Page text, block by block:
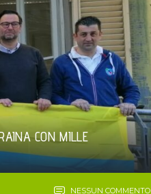
CON MILLE
NESSUN COMMENTO